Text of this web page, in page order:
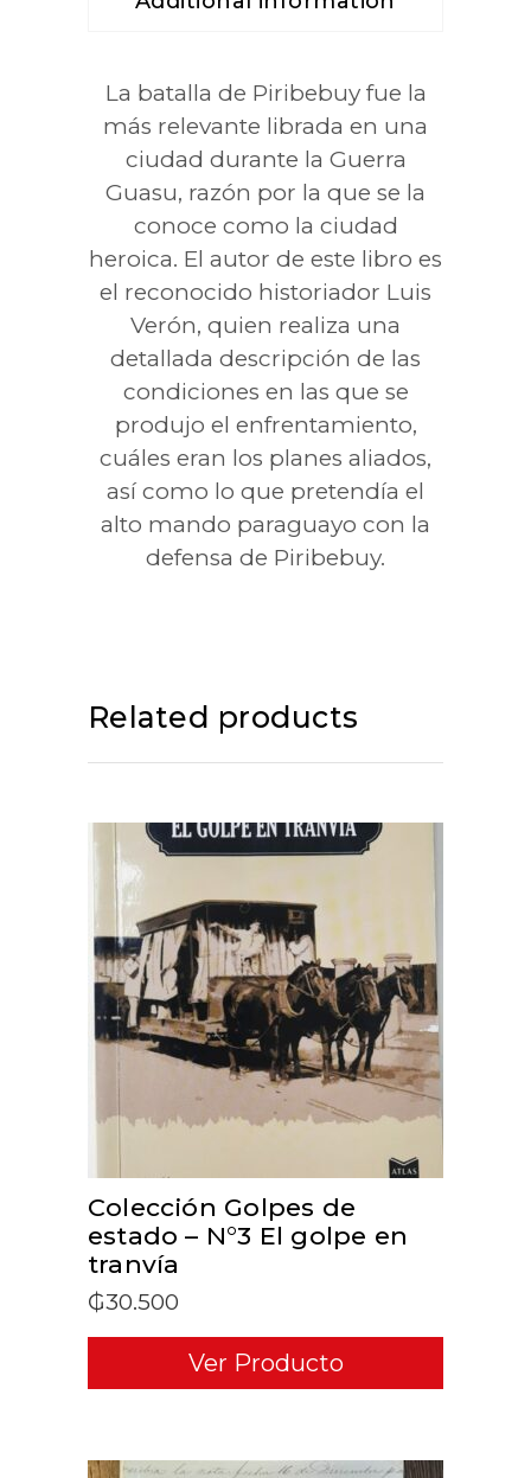
La batalla de Piribebuy fue la
más relevante librada en una
ciudad durante la Guerra
Guasu, razón por la que se la
conoce como la ciudad
heroica. El autor de este libro es
el reconocido historiador Luis
Verón, quien realiza una
detallada descripción de las
condiciones en las que se
produjo el enfrentamiento,
cuáles eran los planes aliados,
así como lo que pretendía el
alto mando paraguayo con la
defensa de Piribebuy.
Related products
ADD TO CART
Colección Golpes de
estado – N°3 El golpe en
tranvía
₲30.500
Ver Producto